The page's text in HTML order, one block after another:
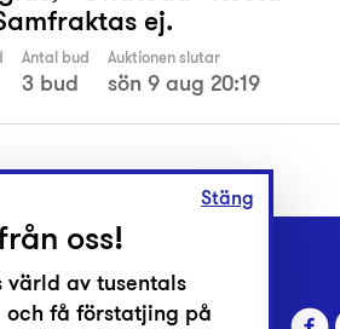
ej.
Antal bud
3 bud
Auktionen slutar
sön 9 aug 20:19
Stäng
oss!
värld av tusentals
få förstatjing på